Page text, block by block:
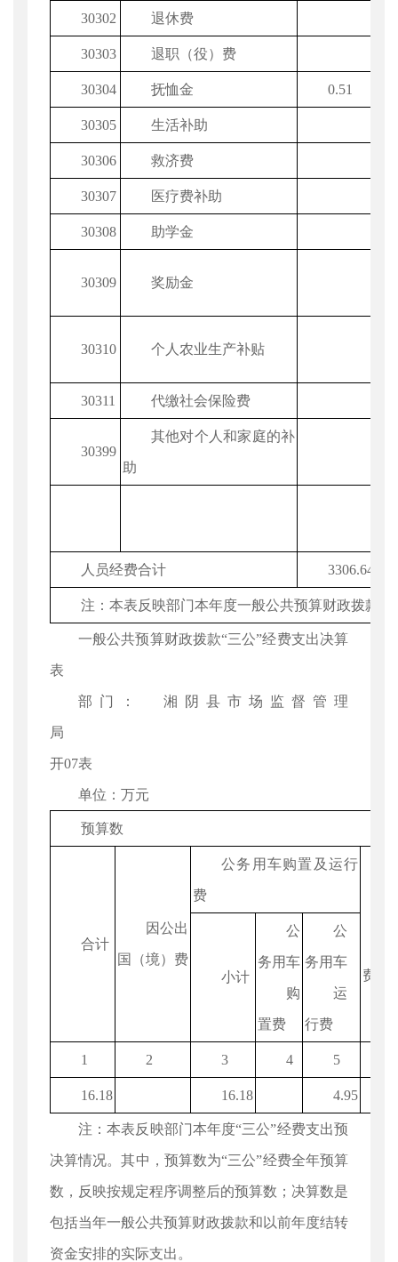
30302 退休费
30303 退职（役）费
30304 抚恤金 0.51
30305 生活补助
30306 救济费
30307 医疗费补助
30308 助学金
30309 奖励金
30310 个人农业生产补贴
30311 代缴社会保险费
30399
其他对个人和家庭的补
助
人员经费合计 3306.64
注：本表反映部门本年度一般公共预算财政拨款
一般公共预算财政拨款“三公”经费支出决算
表
部门： 湘阴县市场监督管理
局
开07表
单位：万元
预算数
合计
因公出
国（境）费
公务用车购置及运行
费
费
小计
公
务用车
购
置费
公
务用车
运
行费
1 2 3 4 5
16.18 16.18 4.95
注：本表反映部门本年度“三公”经费支出预
决算情况。其中，预算数为“三公”经费全年预算
数，反映按规定程序调整后的预算数；决算数是
包括当年一般公共预算财政拨款和以前年度结转
资金安排的实际支出。